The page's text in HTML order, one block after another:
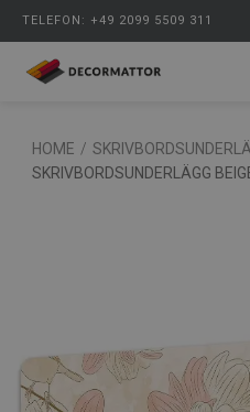
TELEFON: +49 2099 5509 311
HOME /
SKRIVBORDSUNDERLÄGG